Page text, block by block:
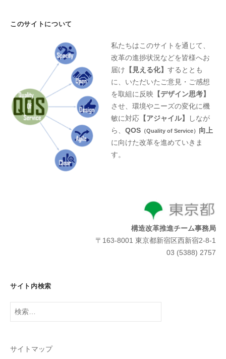
このサイトについて
私たちはこのサイトを通じて、
改革の進捗状況などを皆様へお
届け 【見える化】するととも
に、いただいたご意見・ご感想
を取組に反映 【デザイン思考】
させ、環境やニーズの変化に機
敏に対応 【アジャイル】
しなが
ら、QOS （Quality of Service） 向上
に向けた改革を進めていきま
す。
構造改革推進チーム事務局
〒163-8001 東京都新宿区西新宿2-8-1
03 (5388) 2757
サイト内検索
検
サイトマップ